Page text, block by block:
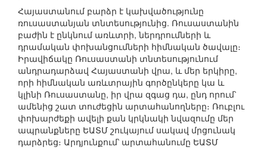
Հայաստանում բարձր է կախվածությունը
ռուսաստանյան տնտեսությունից. Ռուսաստանին
բաժին է ընկնում առևտրի, ներդրումների և
դրամական փոխանցումների հիմնական ծավալը։
Իրավիճակը Ռուսաստանի տնտեսությունում
անդրադարձավ Հայաստանի վրա, և մեր երկիրը,
որի հիմնական առևտրային գործընկերը կա և
կլինի Ռուսաստանը, իր վրա զգաց դա, ընդ որում՝
ամենից շատ տուժեցին արտահանողները։ Ռուբլու
փոխարժեքի ավելի քան կրկնակի նվազումը մեր
ապրանքները ԵԱՏՄ շուկայում սակավ մրցունակ
դարձրեց։ Արդյունքում՝ արտահանումը ԵԱՏՄ